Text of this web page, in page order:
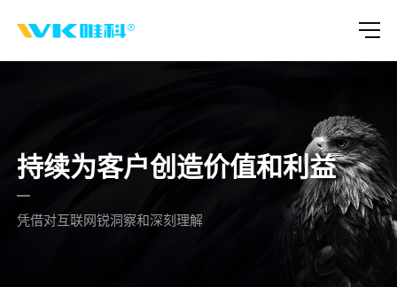
持续为客户创造价值和利益
凭借对互联网锐洞察和深刻理解